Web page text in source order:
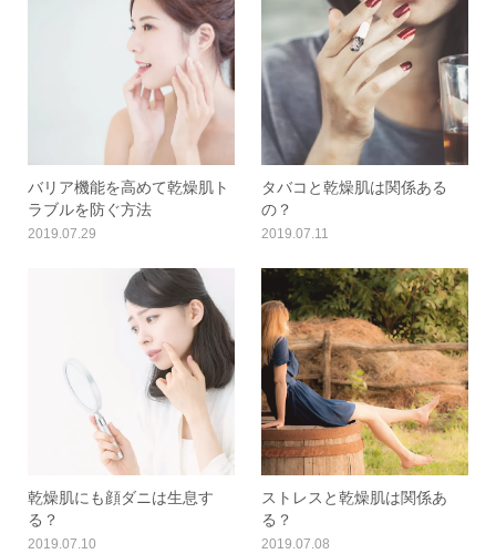
バリア機能を高めて乾燥肌ト
ラブルを防ぐ方法
2019.07.29
タバコと乾燥肌は関係ある
の？
2019.07.11
乾燥肌にも顔ダニは生息す
る？
2019.07.10
ストレスと乾燥肌は関係あ
る？
2019.07.08